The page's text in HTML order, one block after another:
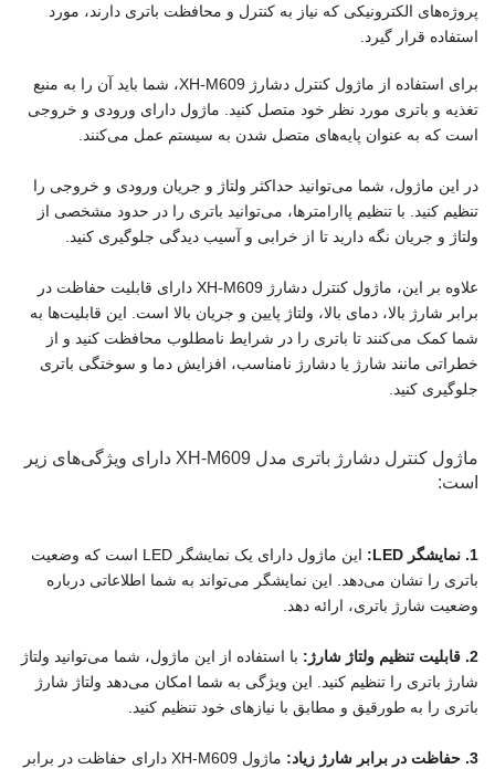
پروژه‌های الکترونیکی که نیاز به کنترل و محافظت باتری دارند، مورد
استفاده قرار گیرد.
برای استفاده از ماژول کنترل دشارژ XH-M609، شما باید آن را به منبع
تغذیه و باتری مورد نظر خود متصل کنید. ماژول دارای ورودی و خروجی
است که به عنوان پایه‌های متصل شدن به سیستم عمل می‌کنند.
در این ماژول، شما می‌توانید حداکثر ولتاژ و جریان ورودی و خروجی را
تنظیم کنید. با تنظیم پاارامترها، می‌توانید باتری را در حدود مشخصی از
ولتاژ و جریان نگه دارید تا از خرابی و آسیب دیدگی جلوگیری کنید.
علاوه بر این، ماژول کنترل دشارژ XH-M609 دارای قابلیت حفاظت در
برابر شارژ بالا، دمای بالا، ولتاژ پایین و جریان بالا است. این قابلیت‌ها به
شما کمک می‌کنند تا باتری را در شرایط نامطلوب محافظت کنید و از
خطراتی مانند شارژ یا دشارژ نامناسب، افزایش دما و سوختگی باتری
جلوگیری کنید.
ماژول کنترل دشارژ باتری مدل XH-M609 دارای ویژگی‌های زیر
است:
1. نمایشگر LED:
این ماژول دارای یک نمایشگر LED است که وضعیت
باتری را نشان می‌دهد. این نمایشگر می‌تواند به شما اطلاعاتی درباره
وضعیت شارژ باتری، ارائه دهد.
2. قابلیت تنظیم ولتاژ شارژ:
با استفاده از این ماژول، شما می‌توانید ولتاژ
شارژ باتری را تنظیم کنید. این ویژگی به شما امکان می‌دهد ولتاژ شارژ
باتری را به طورقیق و مطابق با نیازهای خود تنظیم کنید.
3. حفاظت در برابر شارژ زیاد: ماژول XH-M609 دارای حفاظت در برابر